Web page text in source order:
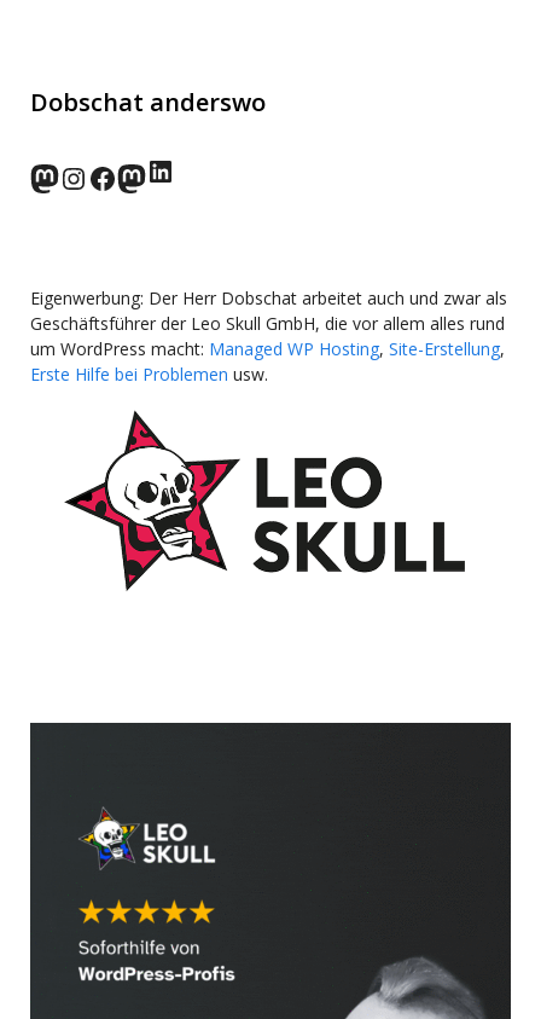
Dobschat anderswo
norden.social
Instagram
Facebook
wp-punks.social
LinkedIn
Eigenwerbung: Der Herr Dobschat arbeitet auch und zwar als
Geschäftsführer der Leo Skull GmbH, die vor allem alles rund
um WordPress macht: Managed WP Hosting, Site-Erstellung,
Erste Hilfe bei Problemen usw.